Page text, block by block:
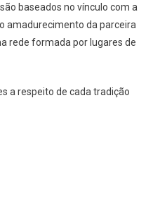
baseados no vínculo com a
amadurecimento da parceira
rede formada por lugares de
a respeito de cada tradição